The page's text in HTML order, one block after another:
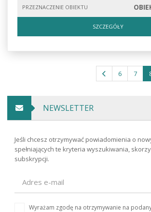
PRZEZNACZENIE OBIEKTU
SZCZEGÓŁY
6 7
NEWSLETTER
Jeśli chcesz otrzymywać powiadomienia o
spełniających te kryteria wyszukiwania,
subskrypcji.
Wyrażam zgodę na otrzymywanie na